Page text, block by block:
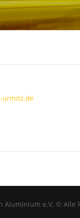
urmitz.de
Aluminium e.V. © Alle